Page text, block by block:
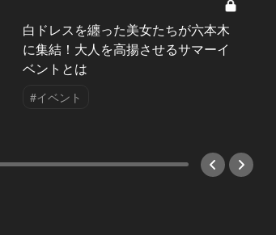
白ドレスを纏った美女たちが六本木
に集結！大人を高揚させるサマーイ
ベントとは
#イベント